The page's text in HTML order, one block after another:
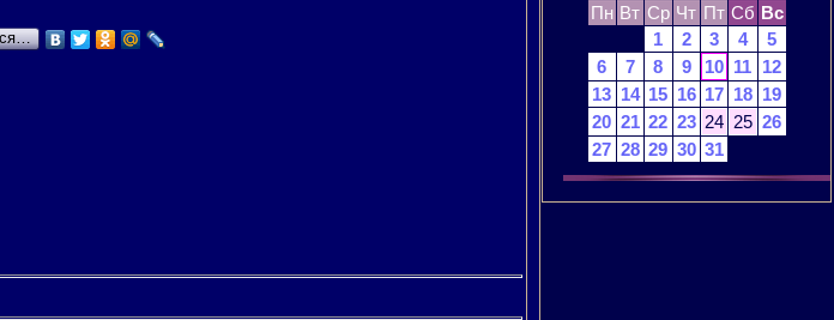
Пн Вт Ср Чт Пт Сб Вс
1
2 3 4
5
6
7 8 9 10 11 12
13 14 15 16 17 18 19
20 21 22 23 24 25 26
27 28 29 30 31